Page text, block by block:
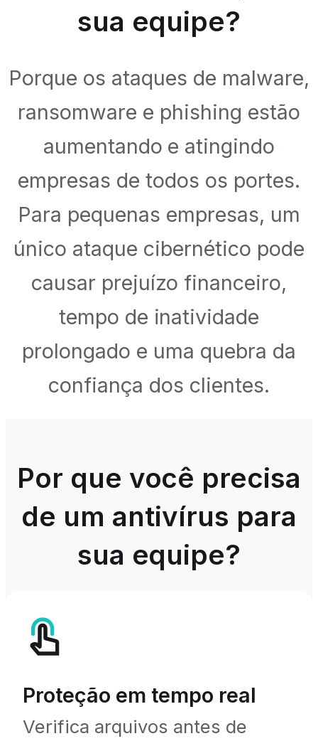
sua equipe?
Porque os ataques de malware,
ransomware e phishing estão
aumentando e atingindo
empresas de todos os portes.
Para pequenas empresas, um
único ataque cibernético pode
causar prejuízo financeiro,
tempo de inatividade
prolongado e uma quebra da
confiança dos clientes.
Por que você precisa
de um antivírus para
sua equipe?
Proteção em tempo real
Verifica arquivos antes de